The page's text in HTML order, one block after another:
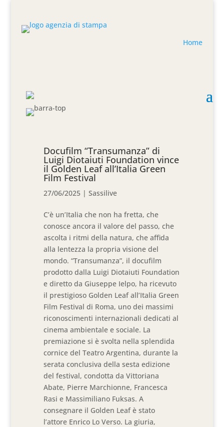
Home
Docufilm “Transumanza” di
Luigi Diotaiuti Foundation vince
il Golden Leaf all’Italia Green
Film Festival
27/06/2025 |Sassilive
C’è un’Italia che non ha fretta, che
conosce ancora il valore del passo, che
ascolta i ritmi della natura, che affida
alla lentezza la propria visione del
mondo. “Transumanza”, il docufilm
prodotto dalla Luigi Diotaiuti Foundation
e diretto da Giuseppe Ielpo, ha ricevuto
il prestigioso Golden Leaf all’Italia Green
Film Festival di Roma, uno dei massimi
riconoscimenti internazionali dedicati al
cinema ambientale e sociale. La
premiazione si è svolta nella splendida
cornice del Teatro Argentina, durante la
serata conclusiva della sesta edizione
del festival, condotta da Vittoriana
Abate, Pierre Marchionne, Francesca
Rasi e Massimiliano Fuksas. A
consegnare il Golden Leaf è stato
l’attore Enrico Lo Verso. La giuria,